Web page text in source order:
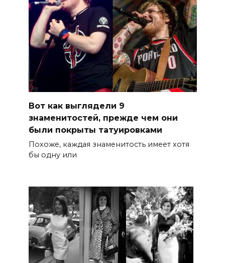
Вот как выглядели 9
знаменитостей, прежде чем они
были покрыты татуировками
Похоже, каждая знаменитость имеет хотя
бы одну или